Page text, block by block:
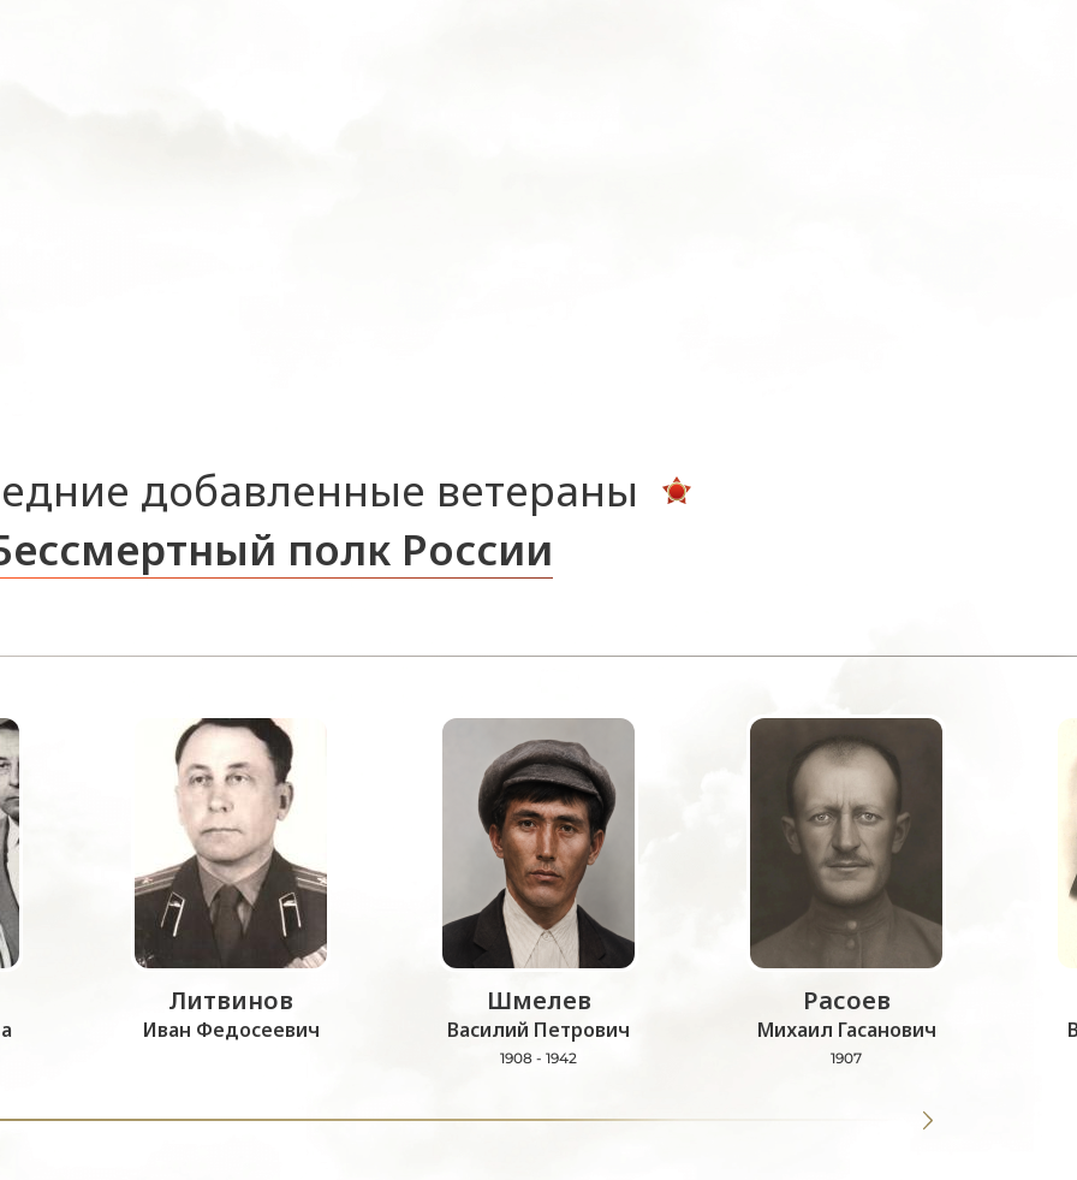
добавленные ветераны
полк России
Литвинов
Иван Федосеевич
Шмелев
Василий Петрович
1908 - 1942
Расоев
Михаил Гасанович
1907